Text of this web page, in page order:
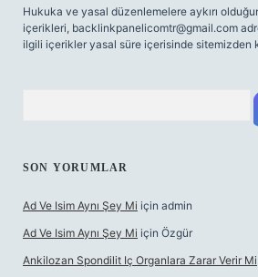
Hukuka ve yasal düzenlemelere aykırı
içerikleri, backlinkpanelicomtr@gmail.com
ilgili içerikler yasal süre içerisinde sitemizden
SON YORUMLAR
Ad Ve Isim Aynı Şey Mi için admin
Ad Ve Isim Aynı Şey Mi için Özgür
Ankilozan Spondilit Iç Organlara Zarar Verir Mi